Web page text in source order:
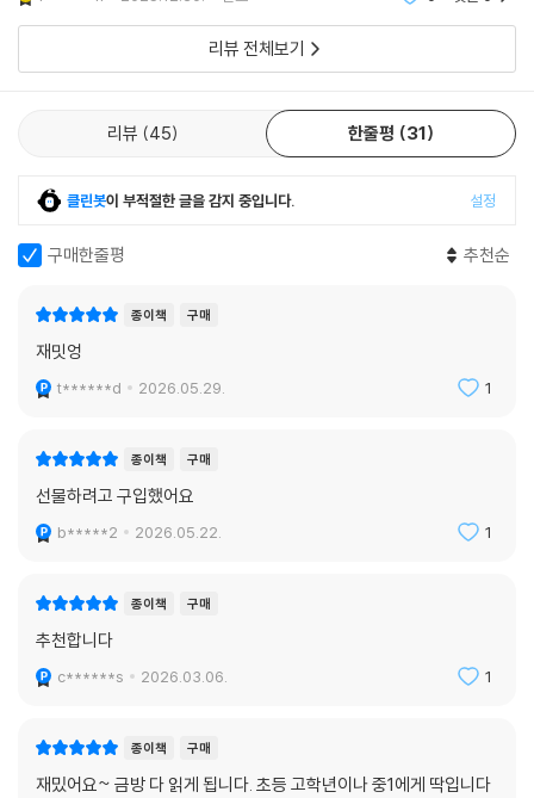
리뷰 전체보기
리뷰 45 한줄평 31
클린봇이 부적절한 글을 감지 중입니다. 설정
구매한줄평 추천순
종이책 구매
재밋엉
t******d 2026.05.29. 1
종이책 구매
선물하려고 구입했어요
b*****2 2026.05.22. 1
종이책 구매
추천합니다
c******s 2026.03.06. 1
종이책 구매
재밌어요~ 금방 다 읽게 됩니다. 초등 고학년이나 중1에게 딱입니다